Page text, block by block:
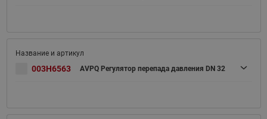
003H6563 AVPQ Регулятор перепада давления DN 32